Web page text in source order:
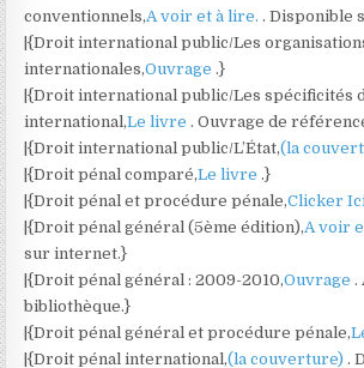
conventionnels,A voir et à lire.. Disponible
|{Droit international public/Les
internationales,Ouvrage.}
|{Droit international public/Les spécificités
international,Le livre. Ouvrage de
|{Droit international public/L’État,(la
|{Droit pénal comparé,Le livre.}
|{Droit pénal et procédure pénale,Clicker
|{Droit pénal général (5ème édition),A voir
sur internet.}
|{Droit pénal général : 2009-2010,Ouvrage.
bibliothèque.}
|{Droit pénal général et procédure pénale,
|{Droit pénal international,(la couverture).